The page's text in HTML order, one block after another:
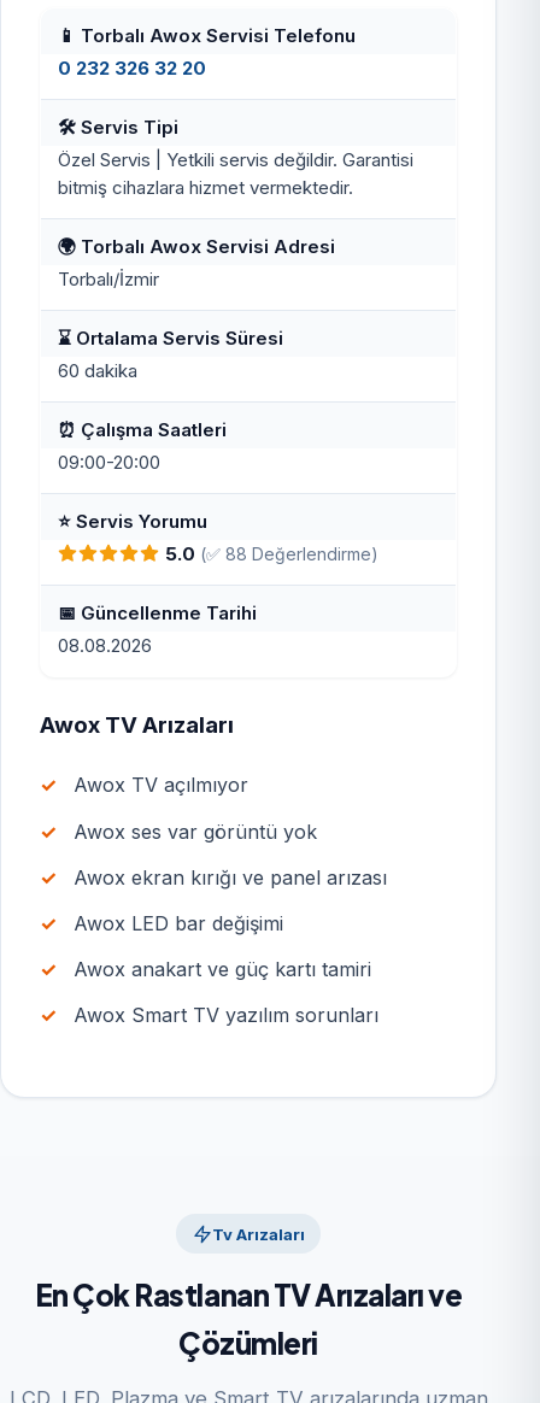
📱 Torbalı Awox Servisi Telefonu
0 232 326 32 20
🛠️ Servis Tipi
Özel Servis | Yetkili servis değildir. Garantisi
bitmiş cihazlara hizmet vermektedir.
🌍 Torbalı Awox Servisi Adresi
Torbalı/İzmir
⌛ Ortalama Servis Süresi
60 dakika
⏰ Çalışma Saatleri
09:00-20:00
⭐ Servis Yorumu
5.0 (✅ 88 Değerlendirme)
📅 Güncellenme Tarihi
08.08.2026
Awox TV Arızaları
Awox TV açılmıyor
Awox ses var görüntü yok
Awox ekran kırığı ve panel arızası
Awox LED bar değişimi
Awox anakart ve güç kartı tamiri
Awox Smart TV yazılım sorunları
Tv Arızaları
En Çok Rastlanan TV Arızaları ve
Çözümleri
LCD, LED, Plazma ve Smart TV arızalarında uzman